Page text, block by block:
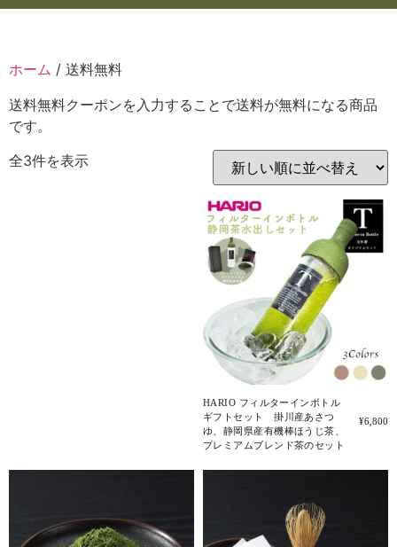
ホーム / 送料無料
送料無料クーポンを入力することで送料が無料になる商品
です。
全3件を表示
HARIO フィルターインボトル
ギフトセット 掛川産あさつ
ゆ、静岡県産有機棒ほうじ茶、
プレミアムブレンド茶のセット
¥6,800